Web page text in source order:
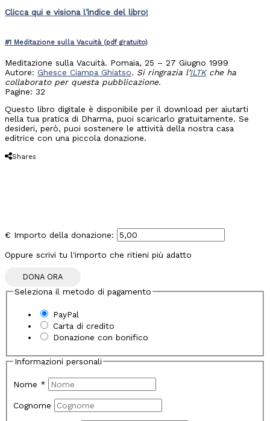
Clicca qui e visiona l’indice del libro!
#1 Meditazione sulla Vacuità (pdf gratuito)
Meditazione sulla Vacuità. Pomaia, 25 – 27 Giugno 1999
Autore: Ghesce Ciampa Ghiatso. Si ringrazia l’ILTKche ha
collaborato per questa pubblicazione.
Pagine: 32
Questo libro digitale è disponibile per il download per aiutarti
nella tua pratica di Dharma, puoi scaricarlo gratuitamente. Se
desideri, però, puoi sostenere le attività della nostra casa
editrice con una piccola donazione.
Shares
€ Importo della donazione:
Oppure scrivi tu l'importo che ritieni più adatto
DONA ORA
Seleziona il metodo di pagamento
PayPal
Carta di credito
Donazione con bonifico
Informazioni personali
Nome *
Cognome